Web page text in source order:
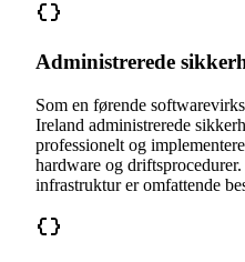
Administrerede
Som en førende
Ireland administrerede
professionelt og
hardware og
infrastruktur er omfattende